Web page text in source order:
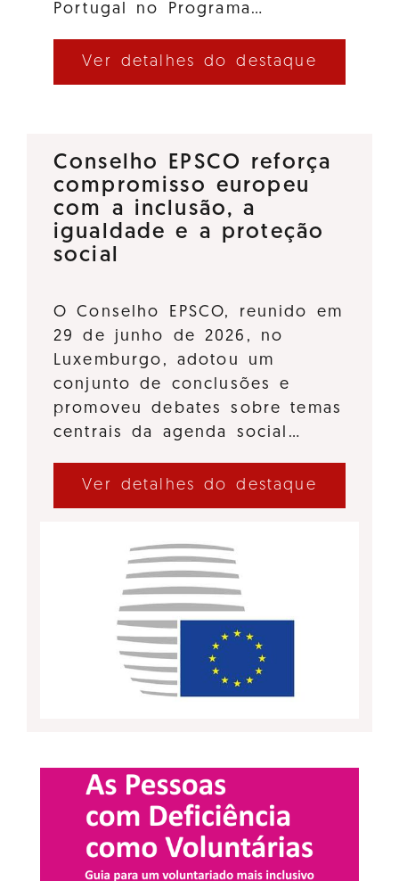
Portugal no Programa…
Ver detalhes do destaque
Conselho EPSCO reforça
compromisso europeu
com a inclusão, a
igualdade e a proteção
social
O Conselho EPSCO, reunido em
29 de junho de 2026, no
Luxemburgo, adotou um
conjunto de conclusões e
promoveu debates sobre temas
centrais da agenda social…
Ver detalhes do destaque